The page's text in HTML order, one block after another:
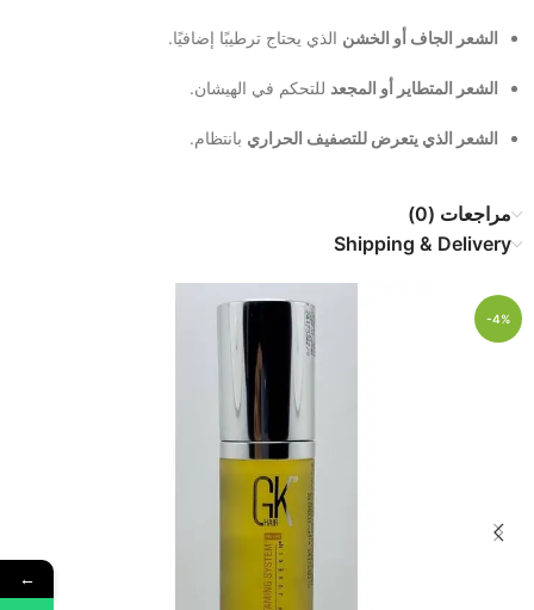
الشعر الجاف أو الخشن الذي يحتاج ترطيبًا إضافيًا.
الشعر المتطاير أو المجعد للتحكم في الهيشان.
الشعر الذي يتعرض للتصفيف الحراري بانتظام.
مراجعات (0)
Shipping & Delivery
-4%
←